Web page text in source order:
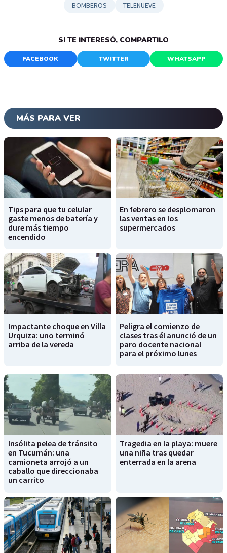
BOMBEROS TELENUEVE
SI TE INTERESÓ, COMPARTILO
FACEBOOK TWITTER WHATSAPP
MÁS PARA VER
Tips para que tu celular
gaste menos de batería y
dure más tiempo
encendido
En febrero se desplomaron
las ventas en los
supermercados
Impactante choque en Villa
Urquiza: uno terminó
arriba de la vereda
Peligra el comienzo de
clases tras él anunció de un
paro docente nacional
para el próximo lunes
Insólita pelea de tránsito
en Tucumán: una
camioneta arrojó a un
caballo que direccionaba
un carrito
Tragedia en la playa: muere
una niña tras quedar
enterrada en la arena